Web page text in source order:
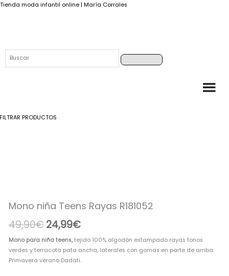
Tienda moda infantil online | María Corrales
Buscar
FILTRAR PRODUCTOS
Mono niña Teens Rayas R181052
49,90€
49,90€.
24,99€
24,99€.
Mono para niña teens, tejido 100% algodón estampado rayas tonos
verdes y terracota pata ancha, laterales con gomas en parte de arriba.
Primavera verano Dadati.